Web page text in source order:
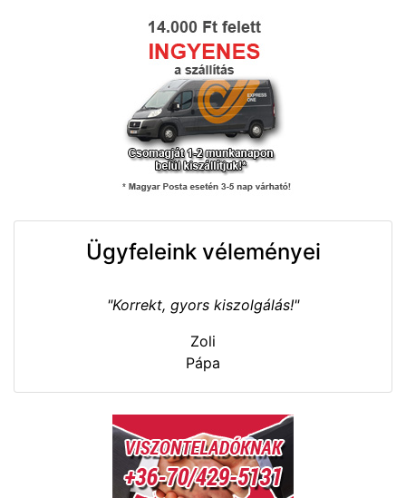
Ügyfeleink véleményei
"Korrekt, gyors kiszolgálás!"
Zoli
Pápa